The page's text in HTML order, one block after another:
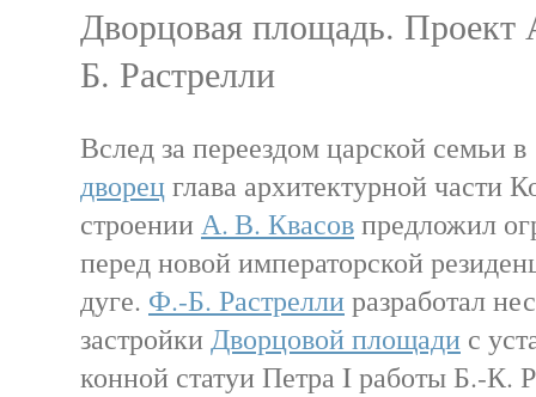
Дворцовая площадь.
Б. Растрелли
Вслед за переездом царской семьи
дворецглава архитектурной части
строении А. В. Квасовпредложил
перед новой императорской
дуге. Ф.-Б. Растреллиразработал
застройки Дворцовой площади с
конной статуи Петра I работы Б.-К.